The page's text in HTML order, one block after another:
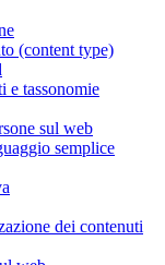
(content type)
e tassonomie
sul web
semplice
dei contenuti